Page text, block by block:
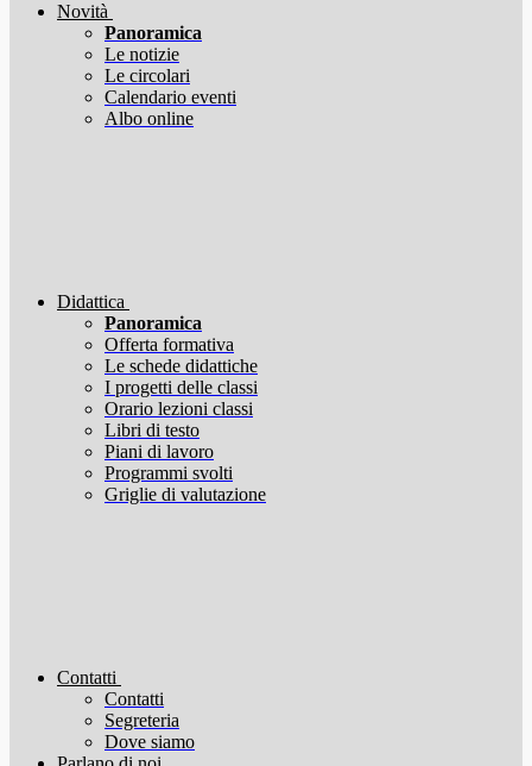
Novità
Panoramica
Le notizie
Le circolari
Calendario eventi
Albo online
Didattica
Panoramica
Offerta formativa
Le schede didattiche
I progetti delle classi
Orario lezioni classi
Libri di testo
Piani di lavoro
Programmi svolti
Griglie di valutazione
Contatti
Contatti
Segreteria
Dove siamo